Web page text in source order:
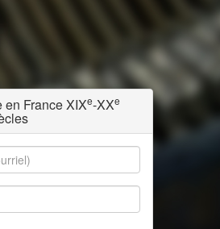
en France XIXe-XXe